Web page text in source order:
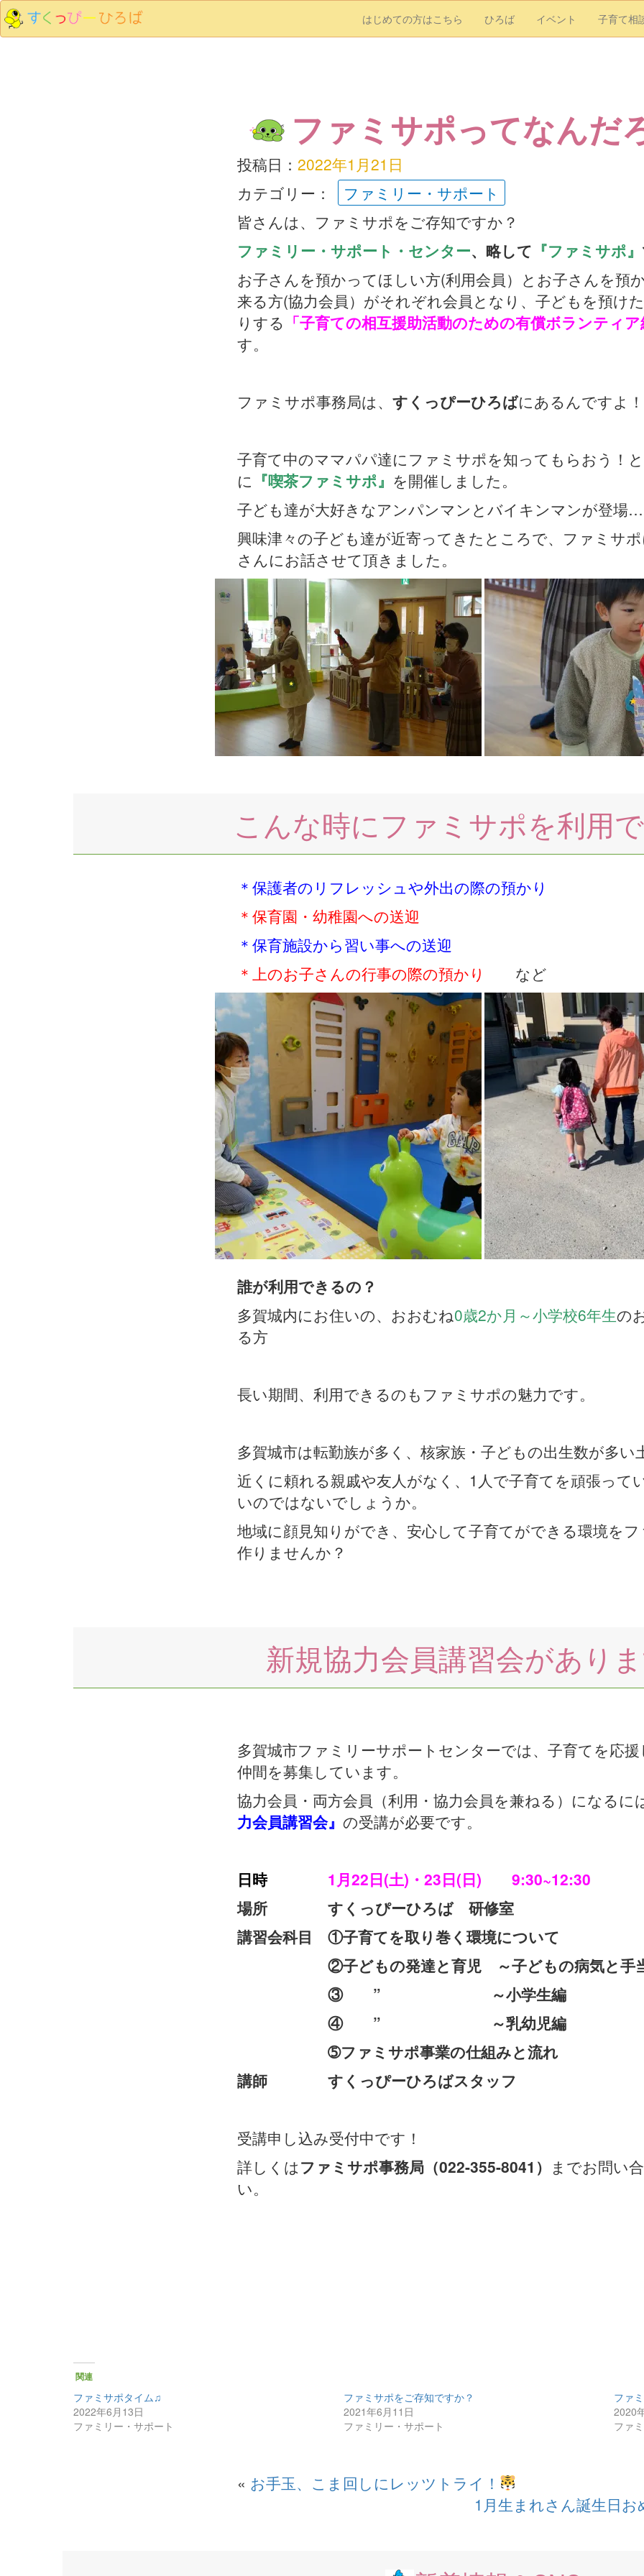
はじめての方はこちら ひろば イベント 子育て相
ファミサポってなんだ
投稿日： 2022年1月21日
カテゴリー：
ファミリー・サポート
皆さんは、ファミサポをご存知ですか？
ファミリー・サポート・センター、略して 『ファミサポ』
お子さんを預かってほしい方(利用会員）とお子さんを預
来る方(協力会員）がそれぞれ会員となり、子どもを預け
りする 「子育ての相互援助活動のための有償ボランティ
す。
ファミサポ事務局は、 すくっぴーひろばにあるんですよ！
子育て中のママパパ達にファミサポを知ってもらおう！
に 『喫茶ファミサポ』 を開催しました。
子ども達が大好きなアンパンマンとバイキンマンが登場
興味津々の子ども達が近寄ってきたところで、ファミサ
さんにお話させて頂きました。
こんな時にファミサポを利用
＊保護者のリフレッシュや外出の際の預かり
＊保育園・幼稚園への送迎
＊保育施設から習い事への送迎
＊上のお子さんの行事の際の預かり
など
誰が利用できるの？
多賀城内にお住いの、おおむね0歳2か月～小学校6年生の
る方
長い期間、利用できるのもファミサポの魅力です。
多賀城市は転勤族が多く、核家族・子どもの出生数が多い
近くに頼れる親戚や友人がなく、1人で子育てを頑張って
いのではないでしょうか。
地域に顔見知りができ、安心して子育てができる環境を
作りませんか？
新規協力会員講習会があり
多賀城市ファミリーサポートセンターでは、子育てを応
仲間を募集しています。
協力会員・両方会員（利用・協力会員を兼ねる）になるに
力会員講習会』 の受講が必要です。
日時
1月22日(土)・23日(日) 9:30~12:30
場所 すくっぴーひろば 研修室
講習会科目 ①子育てを取り巻く環境について
②子どもの発達と育児 ～子どもの病気と手
③ ” ～小学生編
④ ” ～乳幼児編
➄ファミサポ事業の仕組みと流れ
講師 すくっぴーひろばスタッフ
受講申し込み受付中です！
詳しくはファミサポ事務局（022-355-8041） までお問い
い。
関連
ファミサポタイム♫
2022年6月13日
ファミリー・サポート
ファミサポをご存知ですか？
2021年6月11日
ファミリー・サポート
ファ
2020
ファ
« お手玉、こま回しにレッツトライ！
1月生まれさん誕生日